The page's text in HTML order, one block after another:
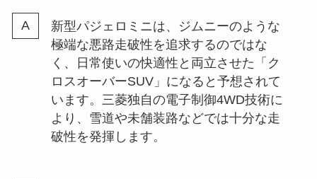
新型パジェロミニは、ジムニーのような
極端な悪路走破性を追求するのではな
く、日常使いの快適性と両立させた「ク
ロスオーバーSUV」になると予想されて
います。三菱独自の電子制御4WD技術に
より、雪道や未舗装路などでは十分な走
破性を発揮します。